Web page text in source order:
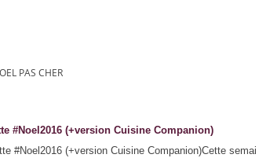
PAS CHER
#Noel2016 (+version Cuisine Companion)
Cette semai